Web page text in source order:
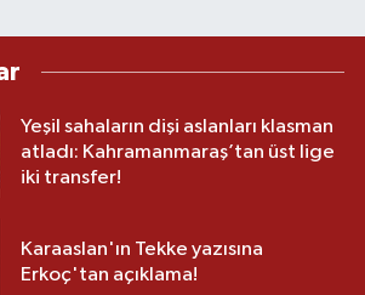
Yeşil sahaların dişi aslanları klasman
atladı: Kahramanmaraş’tan üst lige
iki transfer!
Karaaslan'ın Tekke yazısına
Erkoç'tan açıklama!